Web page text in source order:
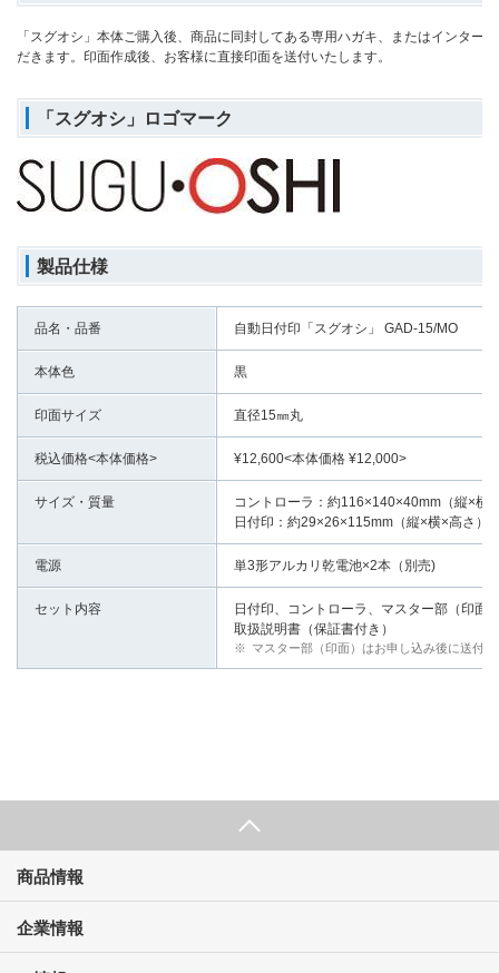
「スグオシ」本体ご購入後、商品に同封してある専用ハガキ、またはインター
だきます。印面作成後、お客様に直接印面を送付いたします。
「スグオシ」ロゴマーク
製品仕様
品名・品番 自動日付印「スグオシ」 GAD-15/MO
本体色 黒
印面サイズ 直径15㎜丸
税込価格<本体価格> ¥12,600<本体価格 ¥12,000>
サイズ・質量
コントローラ：約116×140×40mm（縦×横
日付印：約29×26×115mm（縦×横×高さ）
電源 単3形アルカリ乾電池×2本（別売)
セット内容
日付印、コントローラ、マスター部（印面
取扱説明書（保証書付き）
※ マスター部（印面）はお申し込み後に送付
商品情報
企業情報